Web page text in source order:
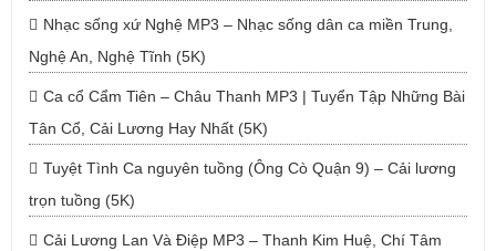
Nhạc sống xứ Nghệ MP3 – Nhạc sống dân ca miền Trung,
Nghệ An, Nghệ Tĩnh (5K)
Ca cổ Cẩm Tiên – Châu Thanh MP3 | Tuyển Tập Những Bài
Tân Cổ, Cải Lương Hay Nhất (5K)
Tuyệt Tình Ca nguyên tuồng (Ông Cò Quận 9) – Cải lương
trọn tuồng (5K)
Cải Lương Lan Và Điệp MP3 – Thanh Kim Huệ, Chí Tâm